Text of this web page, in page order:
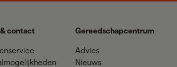
contact Gereedschapcentrum
Advies
Nieuws